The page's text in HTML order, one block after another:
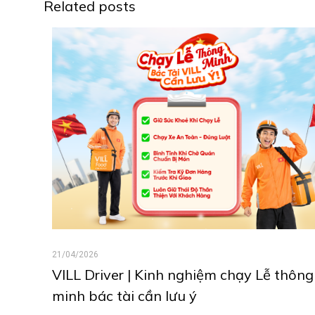
Related posts
21/04/2026
VILL Driver | Kinh nghiệm chạy Lễ thông
minh bác tài cần lưu ý